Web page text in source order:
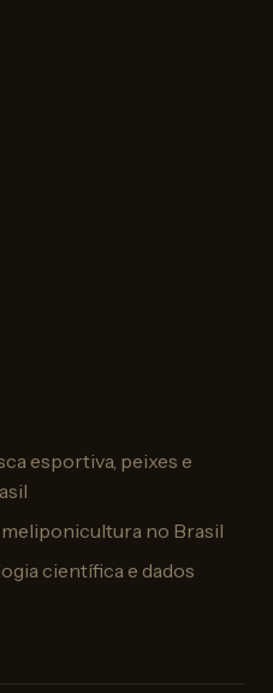
esportiva, peixes e
no Brasil
científica e dados